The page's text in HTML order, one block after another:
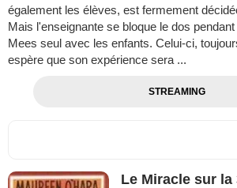
également les élèves, est fermement
Mais l'enseignante se bloque le dos
Mees seul avec les enfants. Celui-ci,
espère que son expérience sera ...
STREAMING
Le Miracle sur la